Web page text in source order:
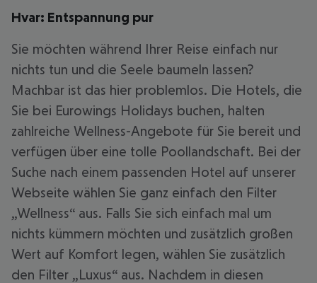
Hvar: Entspannung pur
Sie möchten während Ihrer Reise einfach nur
nichts tun und die Seele baumeln lassen?
Machbar ist das hier problemlos. Die Hotels, die
Sie bei Eurowings Holidays buchen, halten
zahlreiche Wellness-Angebote für Sie bereit und
verfügen über eine tolle Poollandschaft. Bei der
Suche nach einem passenden Hotel auf unserer
Webseite wählen Sie ganz einfach den Filter
„Wellness“ aus. Falls Sie sich einfach mal um
nichts kümmern möchten und zusätzlich großen
Wert auf Komfort legen, wählen Sie zusätzlich
den Filter „Luxus“ aus. Nachdem in diesen